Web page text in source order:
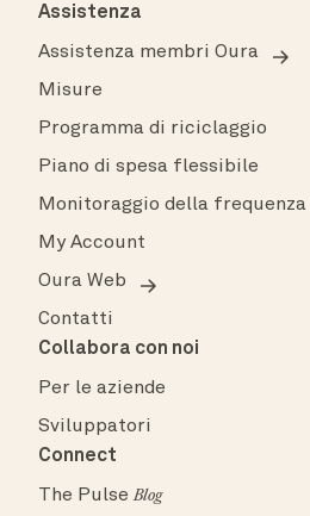
Assistenza
Assistenza membri Oura
Misure
Programma di riciclaggio
Piano di spesa flessibile
Monitoraggio della
My Account
Oura Web
Contatti
Collabora con noi
Per le aziende
Sviluppatori
Connect
The PulseBlog